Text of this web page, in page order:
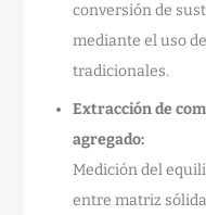
conversión de
mediante el uso
tradicionales.
Extracción de
agregado:
Medición del
entre matriz